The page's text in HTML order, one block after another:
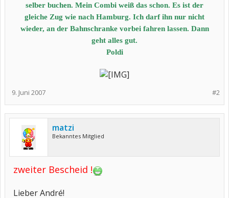
selber buchen. Mein Combi weiß das schon. Es ist der
gleiche Zug wie nach Hamburg. Ich darf ihn nur nicht
wieder, an der Bahnschranke vorbei fahren lassen. Dann
geht alles gut.
Poldi
#2
9. Juni 2007
matzi
Bekanntes Mitglied
zweiter Bescheid !
Lieber André!